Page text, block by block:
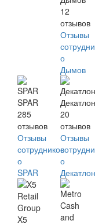
12
отзывов
Отзывы
о
Дымов
SPAR
285
отзывов
Отзывы
сотрудников
о
SPAR
20
отзывов
Отзывы
о
X5